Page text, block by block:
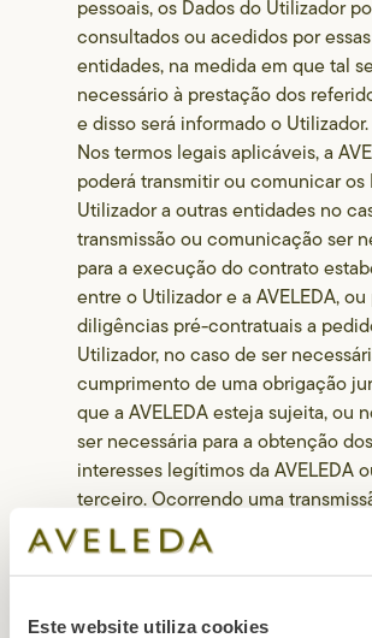
Este website utiliza cookies
pessoais, os Dados do Utilizador
consultados ou acedidos por essas
entidades, na medida em que tal
necessário à prestação dos
e disso será informado o Utilizador.
Nos termos legais aplicáveis, a
poderá transmitir ou comunicar os
Utilizador a outras entidades no
transmissão ou comunicação ser
para a execução do contrato
entre o Utilizador e a AVELEDA, ou
diligências pré-contratuais a
Utilizador, no caso de ser
cumprimento de uma obrigação
que a AVELEDA esteja sujeita, ou
ser necessária para a obtenção dos
interesses legítimos da AVELEDA
terceiro. Ocorrendo uma
Dados do Utilizador a terceiros,
desenvolvidos os esforços
razoáveis para que o
Dados do Utilizador transmitidos de